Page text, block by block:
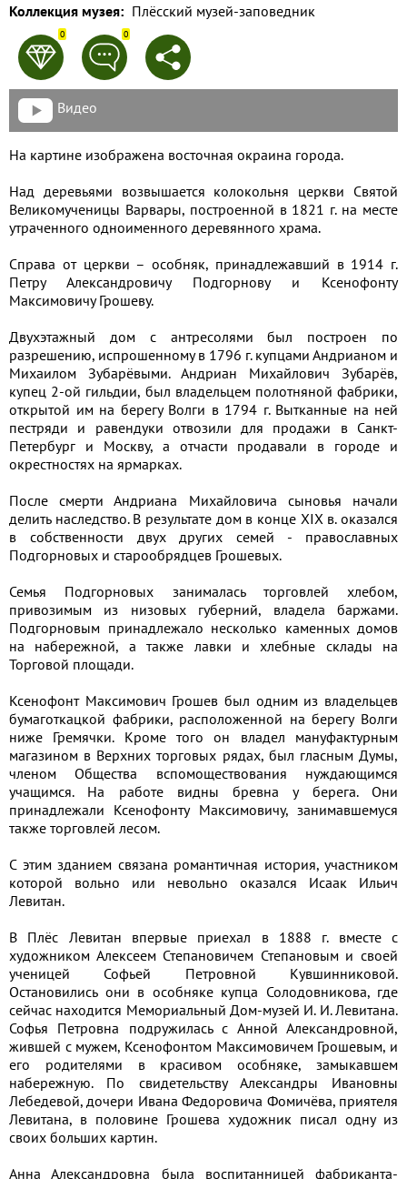
Коллекция музея: Плёсский музей-заповедник
0 0
Видео
На картине изображена восточная окраина города.
Над деревьями возвышается колокольня церкви Святой
Великомученицы Варвары, построенной в 1821 г. на месте
утраченного одноименного деревянного храма.
Справа от церкви – особняк, принадлежавший в 1914 г.
Петру Александровичу Подгорнову и Ксенофонту
Максимовичу Грошеву.
Двухэтажный дом с антресолями был построен по
разрешению, испрошенному в 1796 г. купцами Андрианом и
Михаилом Зубарёвыми. Андриан Михайлович Зубарёв,
купец 2-ой гильдии, был владельцем полотняной фабрики,
открытой им на берегу Волги в 1794 г. Вытканные на ней
пестряди и равендуки отвозили для продажи в Санкт-
Петербург и Москву, а отчасти продавали в городе и
окрестностях на ярмарках.
После смерти Андриана Михайловича сыновья начали
делить наследство. В результате дом в конце XIX в. оказался
в собственности двух других семей - православных
Подгорновых и старообрядцев Грошевых.
Семья Подгорновых занималась торговлей хлебом,
привозимым из низовых губерний, владела баржами.
Подгорновым принадлежало несколько каменных домов
на набережной, а также лавки и хлебные склады на
Торговой площади.
Ксенофонт Максимович Грошев был одним из владельцев
бумаготкацкой фабрики, расположенной на берегу Волги
ниже Гремячки. Кроме того он владел мануфактурным
магазином в Верхних торговых рядах, был гласным Думы,
членом Общества вспомоществования нуждающимся
учащимся. На работе видны бревна у берега. Они
принадлежали Ксенофонту Максимовичу, занимавшемуся
также торговлей лесом.
С этим зданием связана романтичная история, участником
которой вольно или невольно оказался Исаак Ильич
Левитан.
В Плёс Левитан впервые приехал в 1888 г. вместе с
художником Алексеем Степановичем Степановым и своей
ученицей Софьей Петровной Кувшинниковой.
Остановились они в особняке купца Солодовникова, где
сейчас находится Мемориальный Дом-музей И. И. Левитана.
Софья Петровна подружилась с Анной Александровной,
жившей с мужем, Ксенофонтом Максимовичем Грошевым, и
его родителями в красивом особняке, замыкавшем
набережную. По свидетельству Александры Ивановны
Лебедевой, дочери Ивана Федоровича Фомичёва, приятеля
Левитана, в половине Грошева художник писал одну из
своих больших картин.
Анна Александровна была воспитанницей фабриканта-
Сбросить